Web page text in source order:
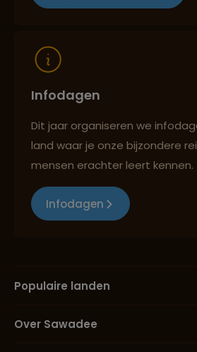
Infodagen
Dit jaar organiseren we
land waar je onze bijzondere
mensen erachter leert kennen.
Infodagen
Populaire landen
Over Sawadee